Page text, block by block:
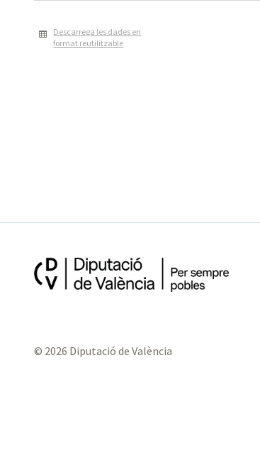
Descarrega les dades en
format reutilitzable
© 2026 Diputació de València